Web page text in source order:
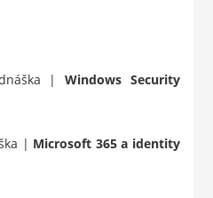
| Windows Security
| Microsoft 365 a identity